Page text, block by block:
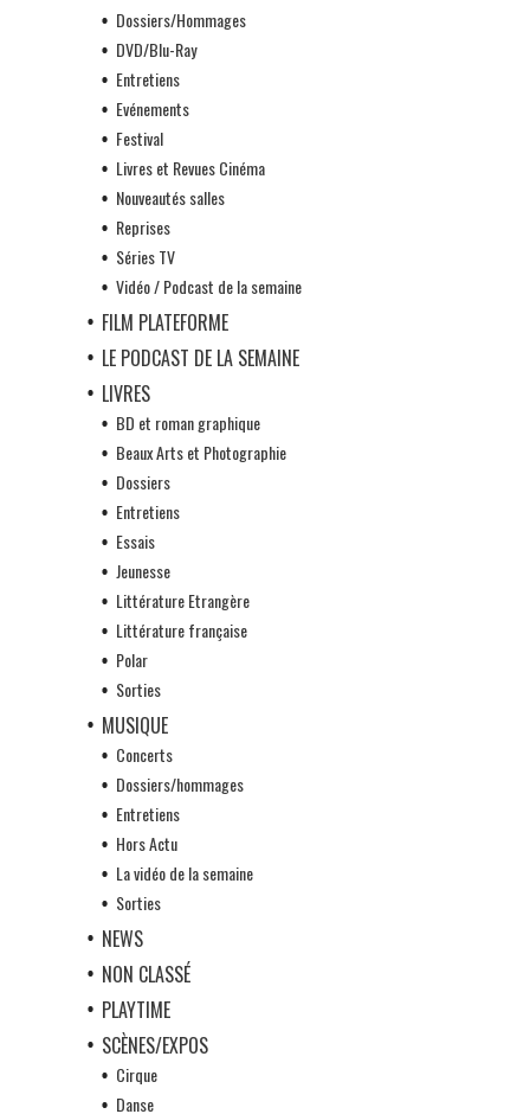
Dossiers/Hommages
DVD/Blu-Ray
Entretiens
Evénements
Festival
Livres et Revues Cinéma
Nouveautés salles
Reprises
Séries TV
Vidéo / Podcast de la semaine
FILM PLATEFORME
LE PODCAST DE LA SEMAINE
LIVRES
BD et roman graphique
Beaux Arts et Photographie
Dossiers
Entretiens
Essais
Jeunesse
Littérature Etrangère
Littérature française
Polar
Sorties
MUSIQUE
Concerts
Dossiers/hommages
Entretiens
Hors Actu
La vidéo de la semaine
Sorties
NEWS
NON CLASSÉ
PLAYTIME
SCÈNES/EXPOS
Cirque
Danse